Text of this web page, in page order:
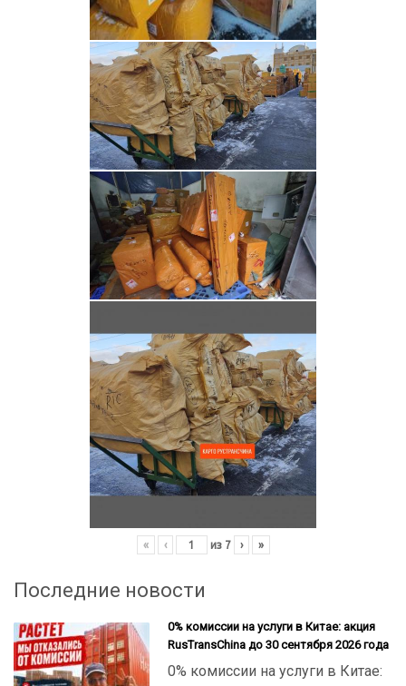
« ‹ из 7 › »
Последние новости
0% комиссии на услуги в Китае: акция
RusTransChina до 30 сентября 2026 года
0% комиссии на услуги в Китае: